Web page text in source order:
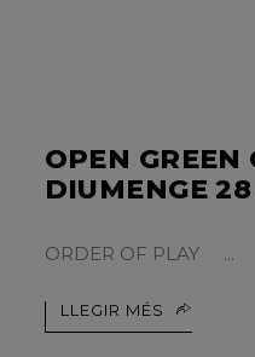
OPEN GREEN
DIUMENGE 28
ORDER OF PLAY
LLEGIR MÉS